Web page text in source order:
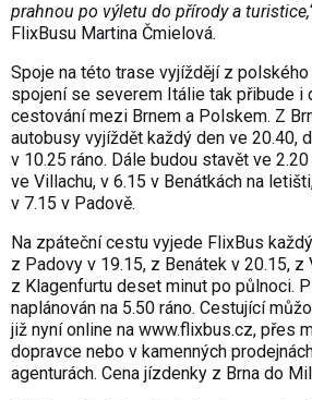
prahnou po výletu do přírody a
FlixBusu Martina Čmielová.
Spoje na této trase vyjíždějí z polského
spojení se severem Itálie tak přibude i
cestování mezi Brnem a Polskem. Z
autobusy vyjíždět každý den ve 20.40,
v 10.25 ráno. Dále budou stavět ve
ve Villachu, v 6.15 v Benátkách na
v 7.15 v Padově.
Na zpáteční cestu vyjede FlixBus
z Padovy v 19.15, z Benátek v 20.15, z
z Klagenfurtu deset minut po půlnoci.
naplánován na 5.50 ráno. Cestující
již nyní online na www.flixbus.cz, přes
dopravce nebo v kamenných
agenturách. Cena jízdenky z Brna do